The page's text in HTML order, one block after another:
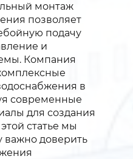
монтаж
позволяет
подачу
и
Компания
в
современные
для создания
статье мы
важно доверить